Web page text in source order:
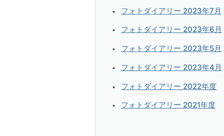
フォトダイアリー 2023年7月
フォトダイアリー 2023年6月
フォトダイアリー 2023年5月
フォトダイアリー 2023年4月
フォトダイアリー 2022年度
フォトダイアリー 2021年度